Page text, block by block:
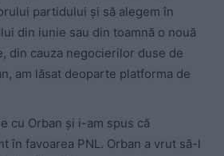
partidului și să alegem în
din iunie sau din toamnă o nouă
din cauza negocierilor duse de
am lăsat deoparte platforma de
cu Orban și i-am spus că
în favoarea PNL. Orban a vrut să-l